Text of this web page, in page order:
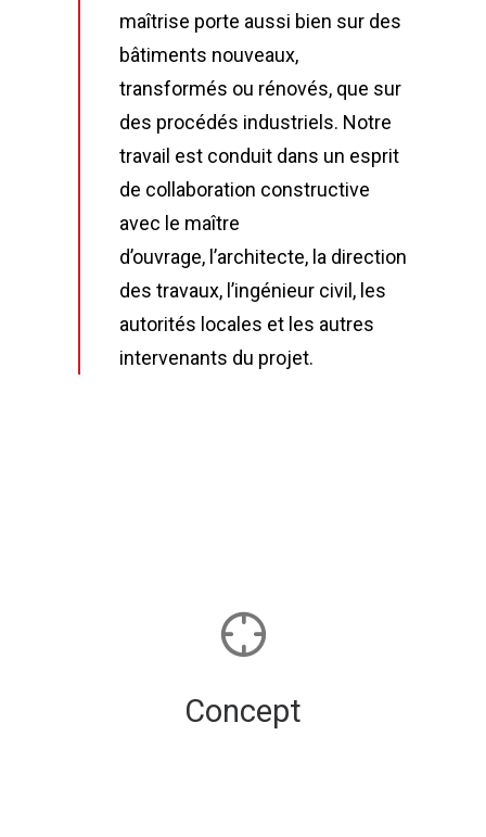
maîtrise porte aussi bien sur des
bâtiments nouveaux,
transformés ou rénovés, que sur
des procédés industriels. Notre
travail est conduit dans un esprit
de collaboration constructive
avec le maître
d’ouvrage, l’architecte, la direction
des travaux, l’ingénieur civil, les
autorités locales et les autres
intervenants du projet.
Concept